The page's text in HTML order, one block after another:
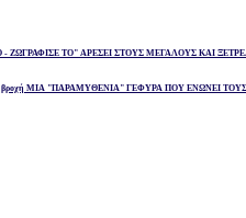
ΖΩΓΡΑΦΙΣΕ ΤΟ" ΑΡΕΣΕΙ ΣΤΟΥΣ ΜΕΓΑΛΟΥΣ ΚΑΙ
βροχή ΜΙΑ "ΠΑΡΑΜΥΘΕΝΙΑ" ΓΕΦΥΡΑ ΠΟΥ ΕΝΩΝΕΙ